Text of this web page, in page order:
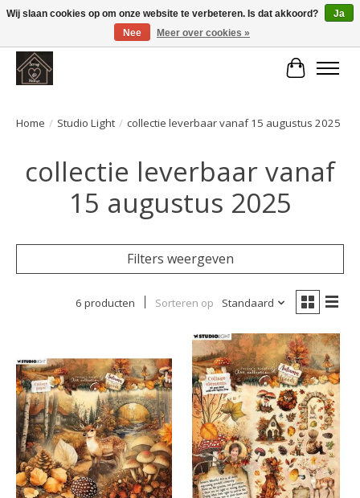
Large selection of products and fast shipping!
Home / Studio Light / collectie leverbaar vanaf 15 augustus 2025
collectie leverbaar vanaf
15 augustus 2025
Filters weergeven
6 producten Sorteren op Standaard
Wij slaan cookies op om onze website te verbeteren. Is dat akkoord?
Ja
Nee
Meer over cookies »